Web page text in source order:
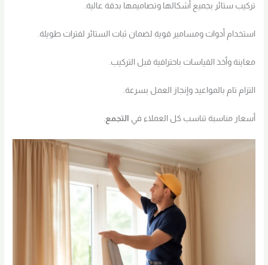
تركيب ستائر بجميع أشكالها وتصاميمها بدقة عالية.
استخدام أدوات ومسامير قوية لضمان ثبات الستائر لفترات طويلة.
معاينة وأخذ القياسات باحترافية قبل التركيب.
التزام تام بالمواعيد وإنجاز العمل بسرعة.
أسعار مناسبة تناسب كل العملاء في التجمع